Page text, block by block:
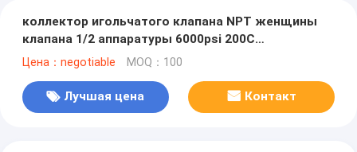
коллектор игольчатого клапана NPT женщины
клапана 1/2 аппаратуры 6000psi 200C
трехсторонний коллекторный
Цена：negotiable MOQ：100
Лучшая цена Контакт